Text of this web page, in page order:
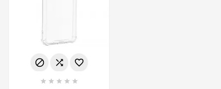
  
    